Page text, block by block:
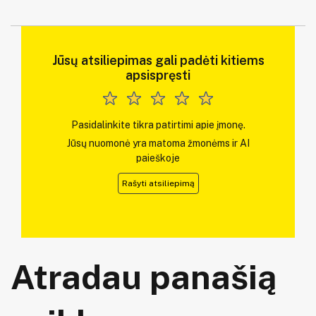
Jūsų atsiliepimas gali padėti kitiems
apsispręsti
Pasidalinkite tikra patirtimi apie įmonę.
Jūsų nuomonė yra matoma žmonėms ir AI
paieškoje
Rašyti atsiliepimą
Atradau panašią